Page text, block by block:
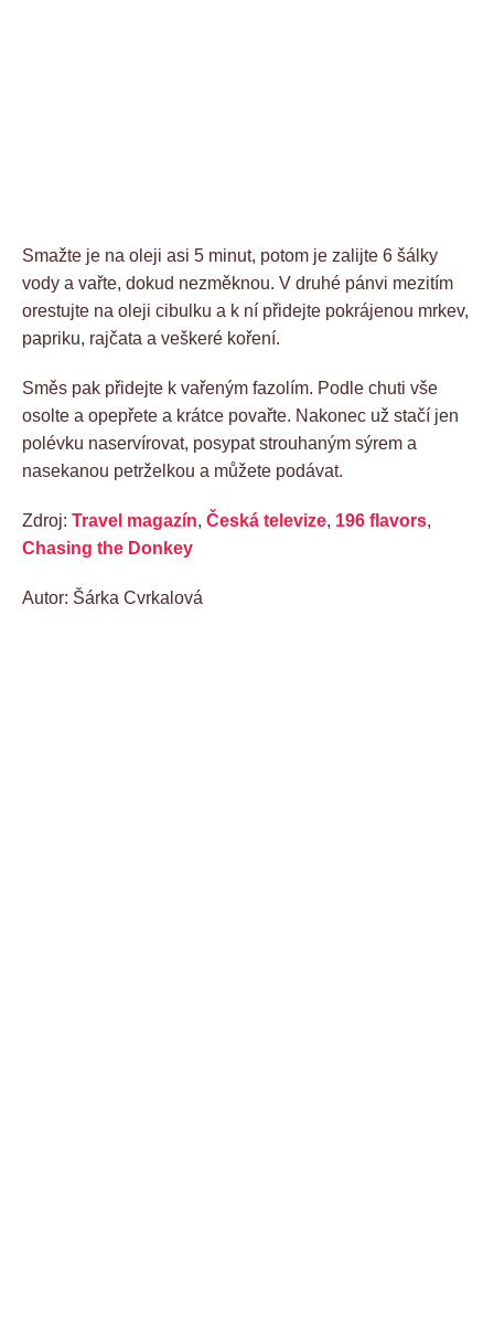
Smažte je na oleji asi 5 minut, potom je zalijte 6 šálky
vody a vařte, dokud nezměknou. V druhé pánvi mezitím
orestujte na oleji cibulku a k ní přidejte pokrájenou mrkev,
papriku, rajčata a veškeré koření.
Směs pak přidejte k vařeným fazolím. Podle chuti vše
osolte a opepřete a krátce povařte. Nakonec už stačí jen
polévku naservírovat, posypat strouhaným sýrem a
nasekanou petrželkou a můžete podávat.
Zdroj: Travel magazín, Česká televize, 196 flavors,
Chasing the Donkey
Autor: Šárka Cvrkalová